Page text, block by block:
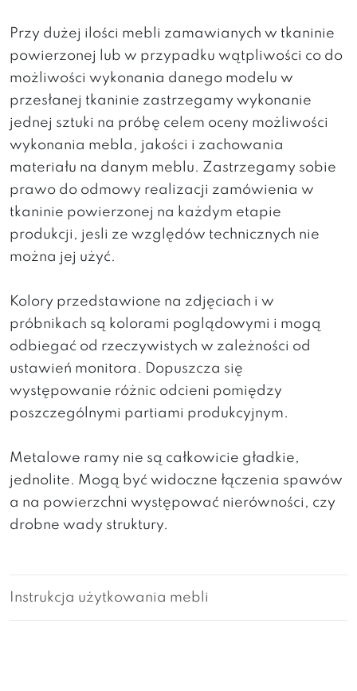
Przy dużej ilości mebli zamawianych w tkaninie
powierzonej lub w przypadku wątpliwości co do
możliwości wykonania danego modelu w
przesłanej tkaninie zastrzegamy wykonanie
jednej sztuki na próbę celem oceny możliwości
wykonania mebla, jakości i zachowania
materiału na danym meblu. Zastrzegamy sobie
prawo do odmowy realizacji zamówienia w
tkaninie powierzonej na każdym etapie
produkcji, jesli ze względów technicznych nie
można jej użyć.
Kolory przedstawione na zdjęciach i w
próbnikach są kolorami poglądowymi i mogą
odbiegać od rzeczywistych w zależności od
ustawień monitora. Dopuszcza się
występowanie różnic odcieni pomiędzy
poszczególnymi partiami produkcyjnym.
Metalowe ramy nie są całkowicie gładkie,
jednolite. Mogą być widoczne łączenia spawów
a na powierzchni występować nierówności, czy
drobne wady struktury.
Instrukcja użytkowania mebli